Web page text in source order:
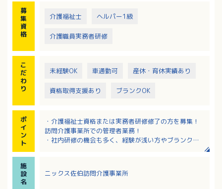
募
集
資
格
介護福祉士 ヘルパー1級
介護職員実務者研修
こ
だ
わ
り
未経験OK 車通勤可 産休・育休実績あり
資格取得支援あり ブランクOK
ポ
イ
ン
ト
・介護福祉士資格または実務者研修修了の方を募集！
訪問介護事業所での管理者業務！
・社内研修の機会も多く、経験が浅い方やブランクが
度、退職金制度もあり将来も安心！
・完全週休二日制で年間休日は121日！ワークライフバ
施
設
名
ニックス佐伯訪問介護事業所